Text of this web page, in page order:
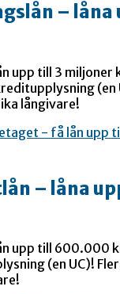
– låna
upp till 3 miljoner
(en
långivare!
– låna
upp till 600.000
(en UC)!